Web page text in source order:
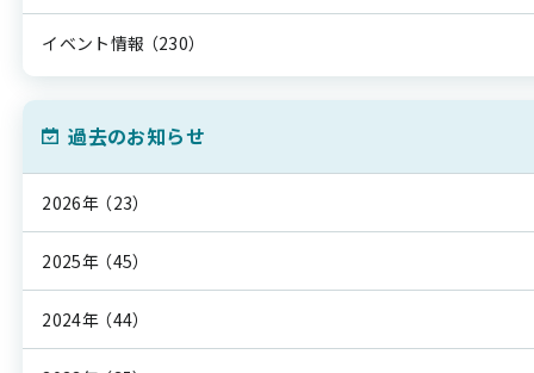
イベント情報 （230）
過去のお知らせ
2026年 （23）
2025年 （45）
2024年 （44）